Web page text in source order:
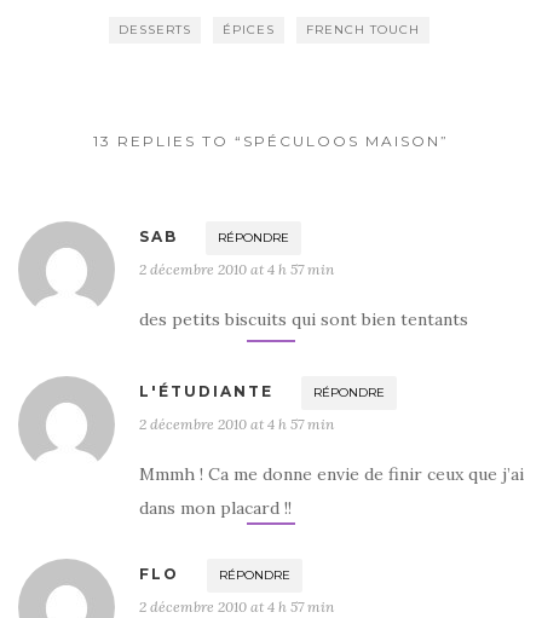
r er
DESSERTS ÉPICES FRENCH TOUCH
13 REPLIES TO “SPÉCULOOS MAISON”
SAB RÉPONDRE
2 décembre 2010 at 4 h 57 min
des petits biscuits qui sont bien tentants
L'ÉTUDIANTE RÉPONDRE
2 décembre 2010 at 4 h 57 min
Mmmh ! Ca me donne envie de finir ceux que j’ai
dans mon placard !!
FLO RÉPONDRE
2 décembre 2010 at 4 h 57 min